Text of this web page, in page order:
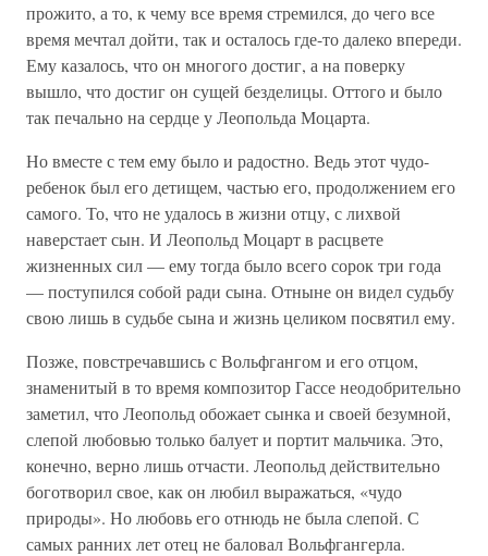
прожито, а то, к чему все время стремился, до чего все
время мечтал дойти, так и осталось где-то далеко впереди.
Ему казалось, что он многого достиг, а на поверку
вышло, что достиг он сущей безделицы. Оттого и было
так печально на сердце у Леопольда Моцарта.
Но вместе с тем ему было и радостно. Ведь этот чудо-
ребенок был его детищем, частью его, продолжением его
самого. То, что не удалось в жизни отцу, с лихвой
наверстает сын. И Леопольд Моцарт в расцвете
жизненных сил — ему тогда было всего сорок три года
— поступился собой ради сына. Отныне он видел судьбу
свою лишь в судьбе сына и жизнь целиком посвятил ему.
Позже, повстречавшись с Вольфгангом и его отцом,
знаменитый в то время композитор Гассе неодобрительно
заметил, что Леопольд обожает сынка и своей безумной,
слепой любовью только балует и портит мальчика. Это,
конечно, верно лишь отчасти. Леопольд действительно
боготворил свое, как он любил выражаться, «чудо
природы». Но любовь его отнюдь не была слепой. С
самых ранних лет отец не баловал Вольфгангерла.